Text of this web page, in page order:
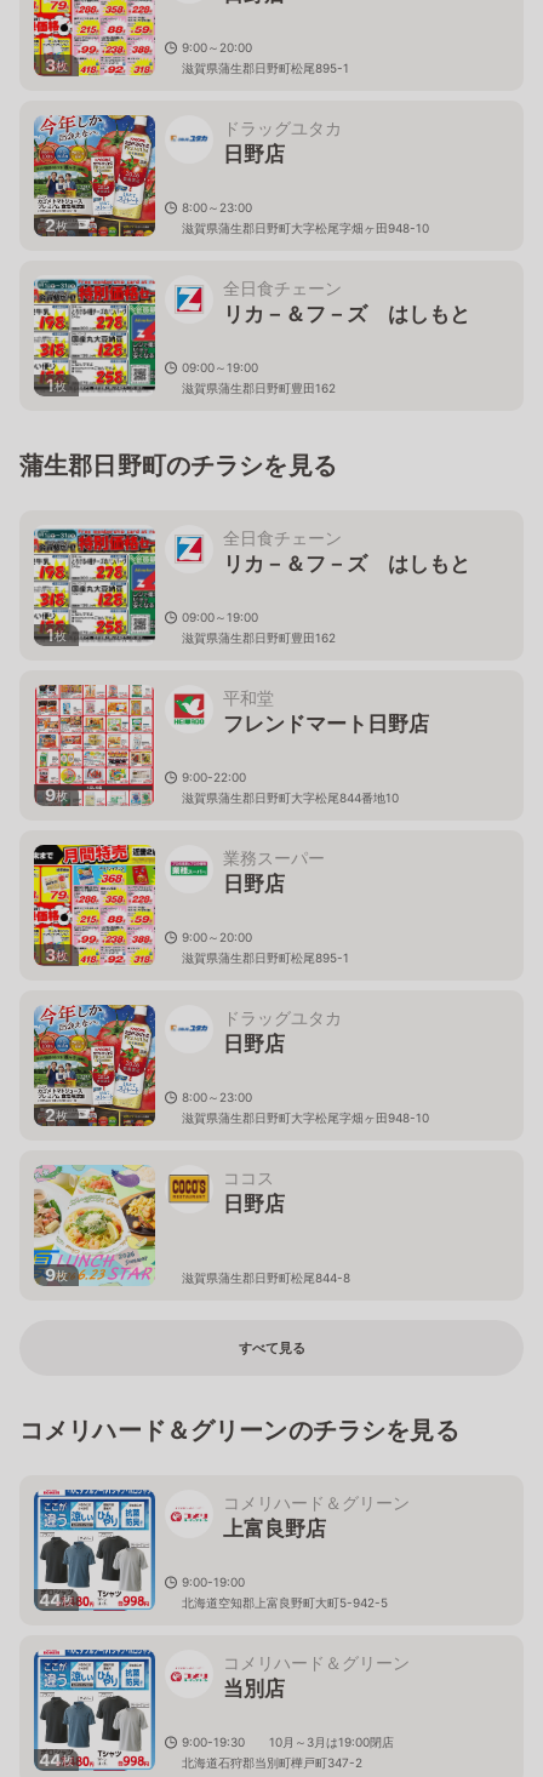
3枚
9:00～20:00
滋賀県蒲生郡日野町松尾895-1
2枚
ドラッグユタカ
日野店
8:00～23:00
滋賀県蒲生郡日野町大字松尾字畑ヶ田948-10
1枚
全日食チェーン
リカ－＆フ－ズ はしもと
09:00～19:00
滋賀県蒲生郡日野町豊田162
蒲生郡日野町のチラシを見る
1枚
全日食チェーン
リカ－＆フ－ズ はしもと
09:00～19:00
滋賀県蒲生郡日野町豊田162
9枚
平和堂
フレンドマート日野店
9:00-22:00
滋賀県蒲生郡日野町大字松尾844番地10
3枚
業務スーパー
日野店
9:00～20:00
滋賀県蒲生郡日野町松尾895-1
2枚
ドラッグユタカ
日野店
8:00～23:00
滋賀県蒲生郡日野町大字松尾字畑ヶ田948-10
9枚
ココス
日野店
滋賀県蒲生郡日野町松尾844-8
すべて見る
コメリハード＆グリーンのチラシを見る
44枚
コメリハード＆グリーン
上富良野店
9:00-19:00
北海道空知郡上富良野町大町5-942-5
44枚
コメリハード＆グリーン
当別店
9:00-19:30 10月～3月は19:00閉店
北海道石狩郡当別町樺戸町347-2